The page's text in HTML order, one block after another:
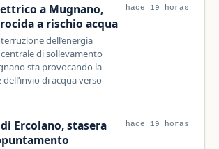
a Mugnano,
a rischio acqua
dell’energia
di sollevamento
sta provocando la
di acqua verso
hace 19 horas
Ercolano, stasera
hace 19 horas